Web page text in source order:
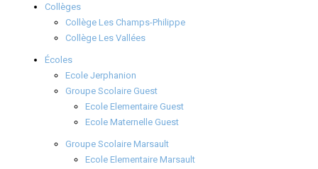
Collèges
Collège Les Champs-Philippe
Collège Les Vallées
Écoles
Ecole Jerphanion
Groupe Scolaire Guest
Ecole Elementaire Guest
Ecole Maternelle Guest
Groupe Scolaire Marsault
Ecole Elementaire Marsault